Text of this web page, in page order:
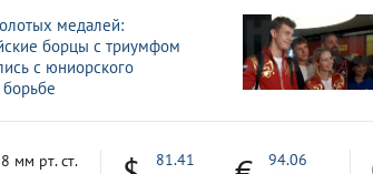
на съемочную группу «Известий» на тренинге
рейтинг СМИ на платформе «Дзен» за
медалей:
борцы с триумфом
с юниорского
мм рт. ст.
81.41
94.06